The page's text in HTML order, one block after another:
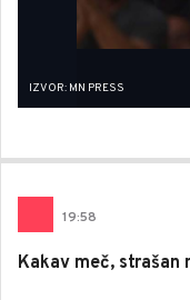
IZVOR: MN PRESS
19:58
Kakav meč, strašan